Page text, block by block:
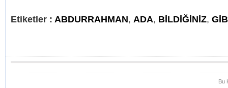
Etiketler : ABDURRAHMAN, ADA, BİLDİĞİNİZ,
Bu